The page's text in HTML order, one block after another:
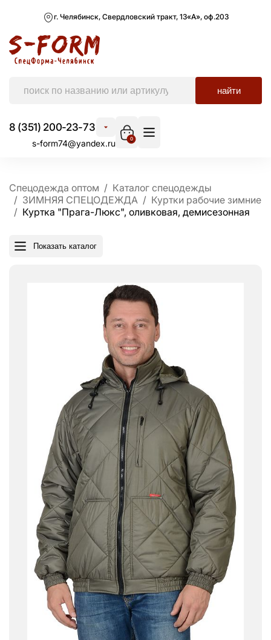
г. Челябинск, Свердловский тракт, 13«А», оф.203
найти
8 (351) 200-23-73
s-form74@yandex.ru 0
Спецодежда оптом
Каталог спецодежды
ЗИМНЯЯ СПЕЦОДЕЖДА
Куртки рабочие зимние
Куртка "Прага-Люкс", оливковая, демисезонная
Показать каталог